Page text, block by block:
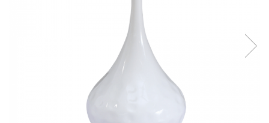
Seturi masa +scaune dining